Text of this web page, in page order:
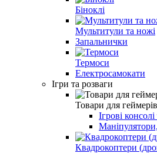
Біноклі
Мультитули та ножі
Запальнички
Термоси
Електросамокати
Ігри та розваги
Товари для геймерів
Ігрові
Квадрокоптери